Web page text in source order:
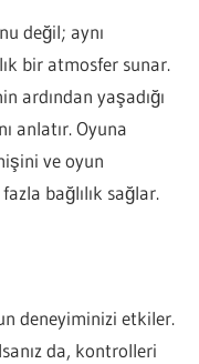
değil; aynı
bir atmosfer sunar.
ardından yaşadığı
anlatır. Oyuna
ve oyun
bağlılık sağlar.
deneyiminizi etkiler.
da, kontrolleri